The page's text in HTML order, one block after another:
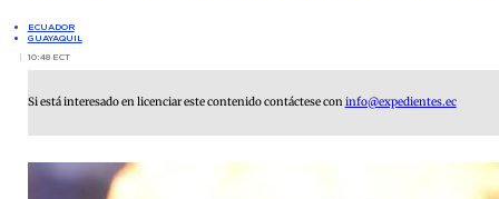
ECUADOR
GUAYAQUIL
10:48 ECT
Si está interesado en licenciar este contenido contáctese coninfo@expedientes.ec